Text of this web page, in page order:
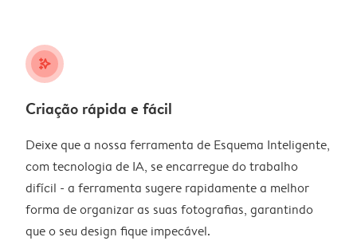
stars_plus
Criação rápida e fácil
Deixe que a nossa ferramenta de Esquema Inteligente,
com tecnologia de IA, se encarregue do trabalho
difícil - a ferramenta sugere rapidamente a melhor
forma de organizar as suas fotografias, garantindo
que o seu design fique impecável.